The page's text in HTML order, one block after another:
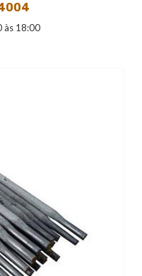
às 18:00